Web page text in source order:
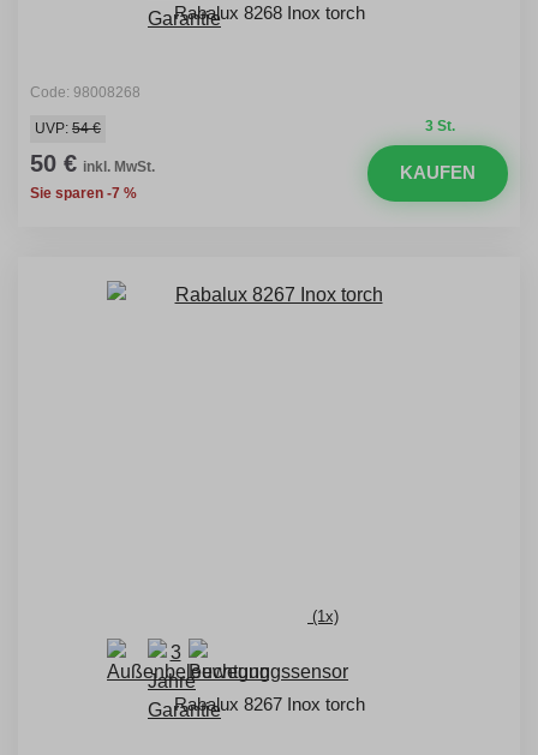
Rabalux 8268 Inox torch
Code: 98008268
3 St.
UVP: 54 €
50 € inkl. MwSt.
Sie sparen -7 %
KAUFEN
(1x)
Rabalux 8267 Inox torch